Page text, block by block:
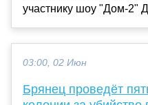
участнику шоу "Дом-2"
03:00, 02 Июн
Брянец проведёт